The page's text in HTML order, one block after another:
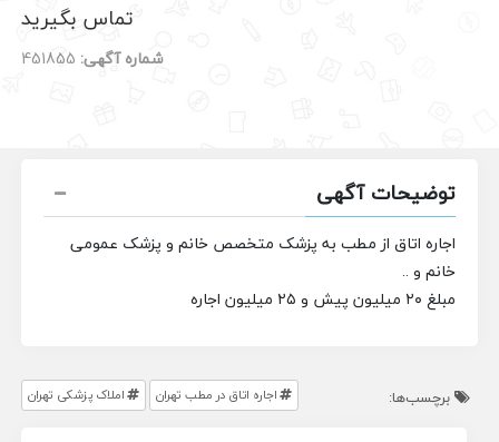
تماس بگیرید
شماره آگهی: 451855
توضیحات آگهی
اجاره اتاق از مطب به پزشک متخصص خانم و پزشک عمومی
خانم و ..
مبلغ ۲۰ میلیون پیش و ۲۵ میلیون اجاره
برچسب‌ها: اجاره اتاق در مطب تهران املاک پزشکی تهران